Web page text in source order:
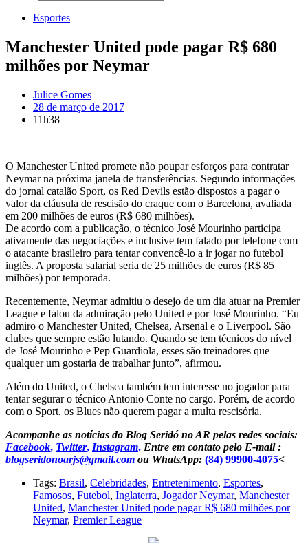
Esportes
Manchester United pode pagar R$ 680
milhões por Neymar
Julice Gomes
28 de março de 2017
11h38
O Manchester United promete não poupar esforços para contratar
Neymar na próxima janela de transferências. Segundo informações
do jornal catalão Sport, os Red Devils estão dispostos a pagar o
valor da cláusula de rescisão do craque com o Barcelona, avaliada
em 200 milhões de euros (R$ 680 milhões).
De acordo com a publicação, o técnico José Mourinho participa
ativamente das negociações e inclusive tem falado por telefone com
o atacante brasileiro para tentar convencê-lo a ir jogar no futebol
inglês. A proposta salarial seria de 25 milhões de euros (R$ 85
milhões) por temporada.
Recentemente, Neymar admitiu o desejo de um dia atuar na Premier
League e falou da admiração pelo United e por José Mourinho. “Eu
admiro o Manchester United, Chelsea, Arsenal e o Liverpool. São
clubes que sempre estão lutando. Quando se tem técnicos do nível
de José Mourinho e Pep Guardiola, esses são treinadores que
qualquer um gostaria de trabalhar junto”, afirmou.
Além do United, o Chelsea também tem interesse no jogador para
tentar segurar o técnico Antonio Conte no cargo. Porém, de acordo
com o Sport, os Blues não querem pagar a multa rescisória.
Acompanhe as notícias do Blog Seridó no AR pelas redes sociais:
Facebook, Twitter, Instagram. Entre em contato pelo E-mail :
blogseridonoarjs@gmail.com ou WhatsApp: (84) 99900-4075<
Tags: Brasil, Celebridades, Entretenimento, Esportes,
Famosos, Futebol, Inglaterra, Jogador Neymar, Manchester
United, Manchester United pode pagar R$ 680 milhões por
Neymar, Premier League